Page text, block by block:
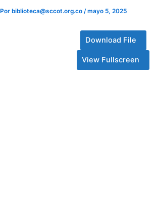
Por biblioteca@sccot.org.co /mayo 5, 2025
Download File
View Fullscreen